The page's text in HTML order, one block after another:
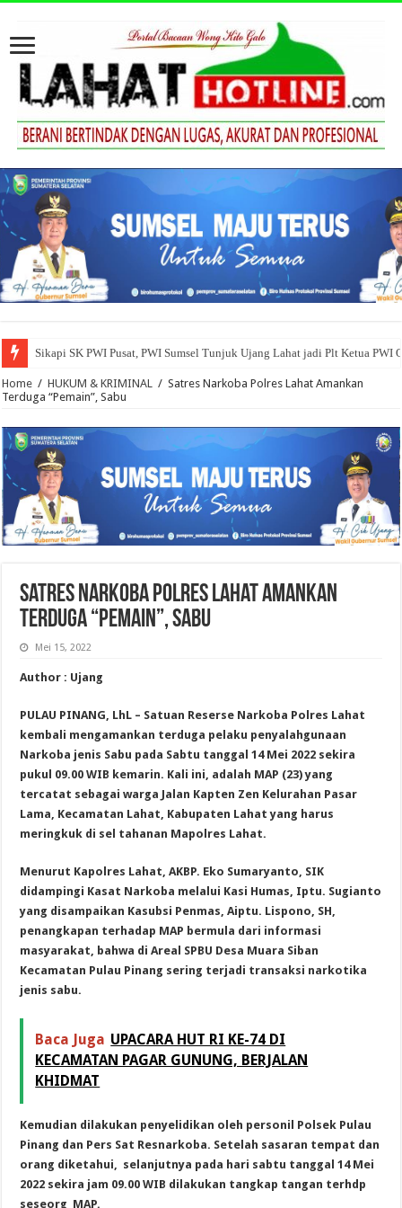
Sikapi SK PWI Pusat, PWI Sumsel Tunjuk Ujang Lahat jadi Plt Ketua PWI
Home / HUKUM & KRIMINAL / Satres Narkoba Polres Lahat Amankan
Terduga “Pemain”, Sabu
Satres Narkoba Polres Lahat Amankan
Terduga “Pemain”, Sabu
Mei 15, 2022
Author : Ujang
PULAU PINANG, LhL – Satuan Reserse Narkoba Polres Lahat
kembali mengamankan terduga pelaku penyalahgunaan
Narkoba jenis Sabu pada Sabtu tanggal 14 Mei 2022 sekira
pukul 09.00 WIB kemarin. Kali ini, adalah MAP (23) yang
tercatat sebagai warga Jalan Kapten Zen Kelurahan Pasar
Lama, Kecamatan Lahat, Kabupaten Lahat yang harus
meringkuk di sel tahanan Mapolres Lahat.
Menurut Kapolres Lahat, AKBP. Eko Sumaryanto, SIK
didampingi Kasat Narkoba melalui Kasi Humas, Iptu. Sugianto
yang disampaikan Kasubsi Penmas, Aiptu. Lispono, SH,
penangkapan terhadap MAP bermula dari informasi
masyarakat, bahwa di Areal SPBU Desa Muara Siban
Kecamatan Pulau Pinang sering terjadi transaksi narkotika
jenis sabu.
Baca Juga UPACARA HUT RI KE-74 DI
KECAMATAN PAGAR GUNUNG, BERJALAN
KHIDMAT
Kemudian dilakukan penyelidikan oleh personil Polsek Pulau
Pinang dan Pers Sat Resnarkoba. Setelah sasaran tempat dan
orang diketahui, selanjutnya pada hari sabtu tanggal 14 Mei
2022 sekira jam 09.00 WIB dilakukan tangkap tangan terhdp
seseorg MAP.